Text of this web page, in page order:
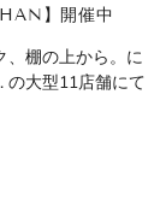
】開催中
、棚の上から。に
の大型11店舗にて